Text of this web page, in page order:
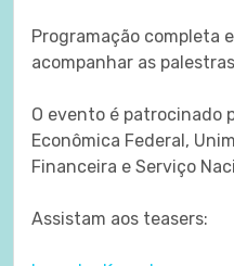
Programação completa
acompanhar as
O evento é patrocinado
Econômica Federal,
Financeira e Serviço
Assistam aos teasers: